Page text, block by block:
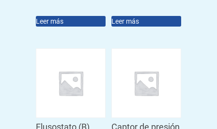
Leer más Leer más
Flusostato (B) Captor de presión